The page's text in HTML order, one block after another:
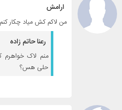
ارامش
من لاکم کش میاد چکار
رعنا حاتم زاده
منم لاک خواهرم
حلی هس؟